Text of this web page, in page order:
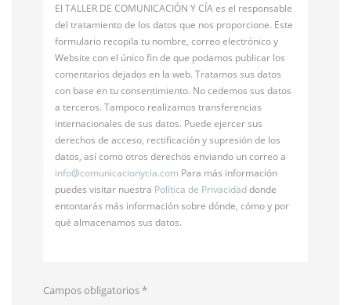
El TALLER DE COMUNICACIÓN Y CÍA es el responsable
del tratamiento de los datos que nos proporcione. Este
formulario recopila tu nombre, correo electrónico y
Website con el único fin de que podamos publicar los
comentarios dejados en la web. Tratamos sus datos
con base en tu consentimiento. No cedemos sus datos
a terceros. Tampoco realizamos transferencias
internacionales de sus datos. Puede ejercer sus
derechos de acceso, rectificación y supresión de los
datos, así como otros derechos enviando un correo a
info@comunicacionycia.com Para más información
puedes visitar nuestra Política de Privacidaddonde
entontarás más información sobre dónde, cómo y por
qué almacenamos sus datos.
Campos obligatorios*